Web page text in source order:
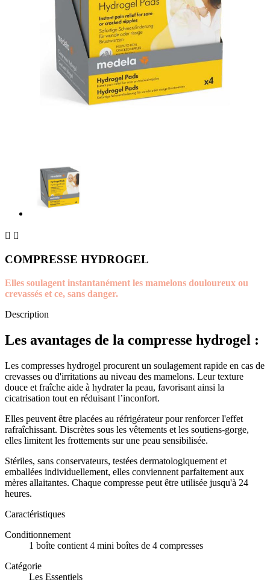
 
COMPRESSE HYDROGEL
Elles soulagent instantanément les mamelons douloureux ou
crevassés et ce, sans danger.
Description
Les avantages de la compresse hydrogel :
Les compresses hydrogel procurent un soulagement rapide en cas de
crevasses ou d'irritations au niveau des mamelons. Leur texture
douce et fraîche aide à hydrater la peau, favorisant ainsi la
cicatrisation tout en réduisant l’inconfort.
Elles peuvent être placées au réfrigérateur pour renforcer l'effet
rafraîchissant. Discrètes sous les vêtements et les soutiens-gorge,
elles limitent les frottements sur une peau sensibilisée.
Stériles, sans conservateurs, testées dermatologiquement et
emballées individuellement, elles conviennent parfaitement aux
mères allaitantes. Chaque compresse peut être utilisée jusqu'à 24
heures.
Caractéristiques
Conditionnement
1 boîte contient 4 mini boîtes de 4 compresses
Catégorie
Les Essentiels